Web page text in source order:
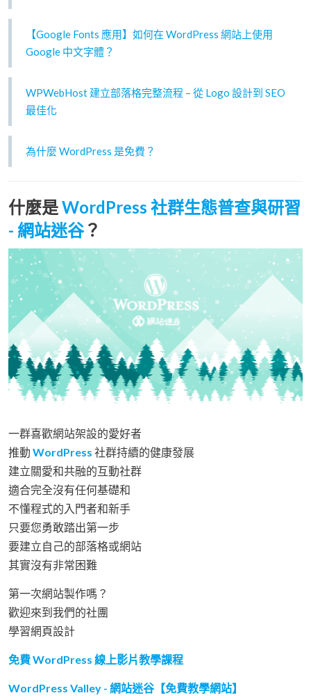
【Google Fonts 應用】如何在 WordPress 網站上使用
Google 中文字體？
WPWebHost 建立部落格完整流程 – 從 Logo 設計到 SEO
最佳化
為什麼 WordPress 是免費？
什麼是WordPress 社群生態普查與研習
- 網站迷谷？
一群喜歡網站架設的愛好者
推動 WordPress 社群持續的健康發展
建立關愛和共融的互動社群
適合完全沒有任何基礎和
不懂程式的入門者和新手
只要您勇敢踏出第一步
要建立自己的部落格或網站
其實沒有非常困難
第一次網站製作嗎？
歡迎來到我們的社團
學習網頁設計
免費 WordPress 線上影片教學課程
WordPress Valley - 網站迷谷【免費教學網站】